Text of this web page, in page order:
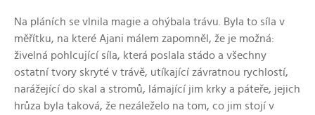
Na pláních se vlnila magie a ohýbala trávu. Byla to síla v
měřítku, na které Ajani málem zapomněl, že je možná:
živelná pohlcující síla, která poslala stádo a všechny
ostatní tvory skryté v trávě, utíkající závratnou rychlostí,
narážející do skal a stromů, lámající jim krky a páteře, jejich
hrůza byla taková, že nezáleželo na tom, co jim stojí v